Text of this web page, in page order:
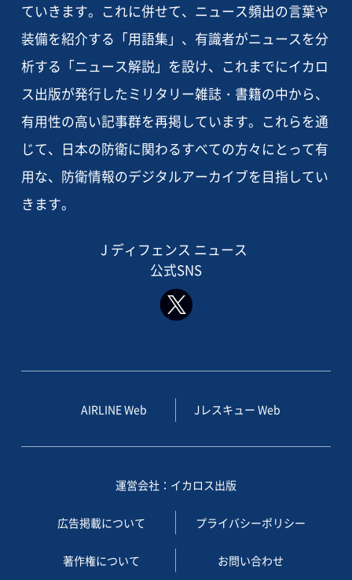
ていきます。これに併せて、ニュース頻出の言葉や
装備を紹介する「用語集」、有識者がニュースを分
析する「ニュース解説」を設け、これまでにイカロ
ス出版が発行したミリタリー雑誌・書籍の中から、
有用性の高い記事群を再掲しています。これらを通
じて、日本の防衛に関わるすべての方々にとって有
用な、防衛情報のデジタルアーカイブを目指してい
きます。
J ディフェンス ニュース
公式SNS
AIRLINE Web Jレスキュー Web
運営会社：イカロス出版
広告掲載について プライバシーポリシー
著作権について お問い合わせ